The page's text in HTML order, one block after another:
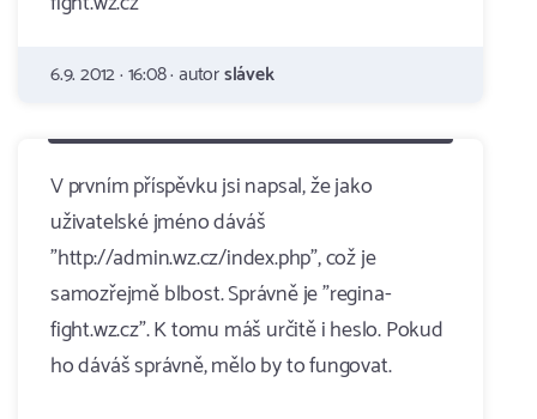
6.9. 2012 · 16:08 · autorslávek
V prvním příspěvku jsi napsal, že jako
uživatelské jméno dáváš
"http://admin.wz.cz/index.php", což je
samozřejmě blbost. Správně je "regina-
fight.wz.cz". K tomu máš určitě i heslo. Pokud
ho dáváš správně, mělo by to fungovat.